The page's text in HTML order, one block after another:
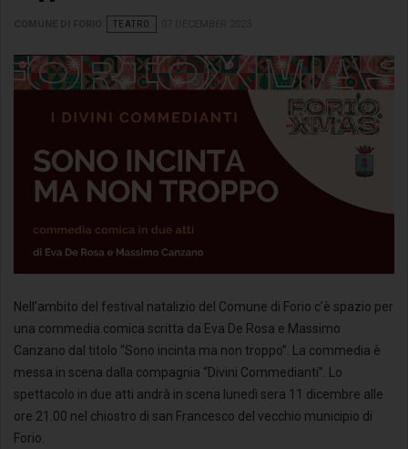
TEATRO
Nell’ambito del festival natalizio del Comune di Forio c’è spazio per
una commedia comica scritta da Eva De Rosa e Massimo
Canzano dal titolo “Sono incinta ma non troppo”. La commedia è
messa in scena dalla compagnia “Divini Commedianti”. Lo
spettacolo in due atti andrà in scena lunedì sera 11 dicembre alle
ore 21.00 nel chiostro di san Francesco del vecchio municipio di
Forio.